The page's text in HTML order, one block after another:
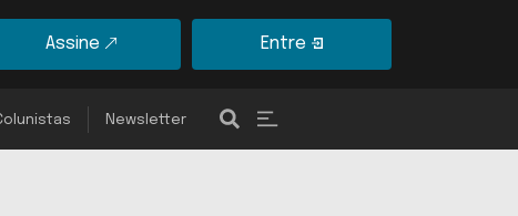
Assine Entre
Newsletter